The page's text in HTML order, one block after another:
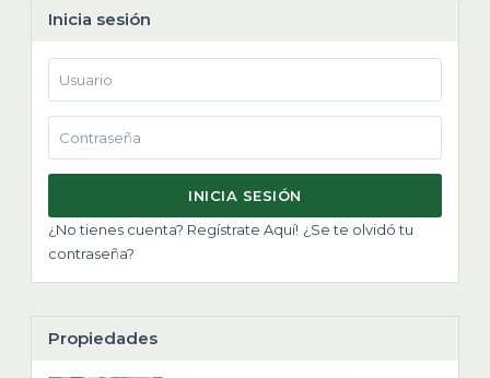
Inicia sesión
INICIA SESIÓN
¿No tienes cuenta? Regístrate Aquí! ¿Se te olvidó tu
contraseña?
Propiedades